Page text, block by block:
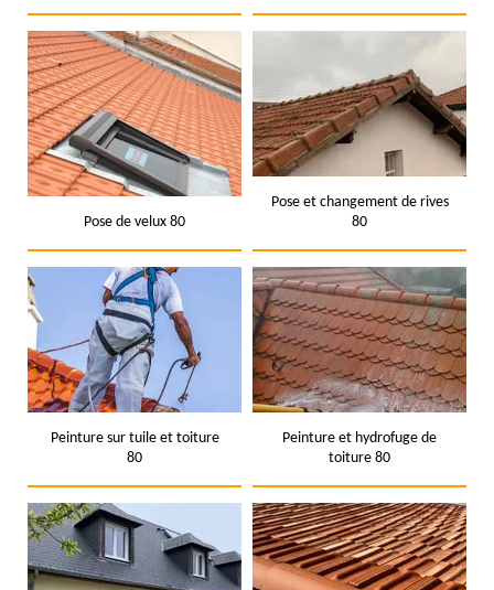
Pose de velux 80
Pose et changement de rives
80
Peinture sur tuile et toiture
80
Peinture et hydrofuge de
toiture 80